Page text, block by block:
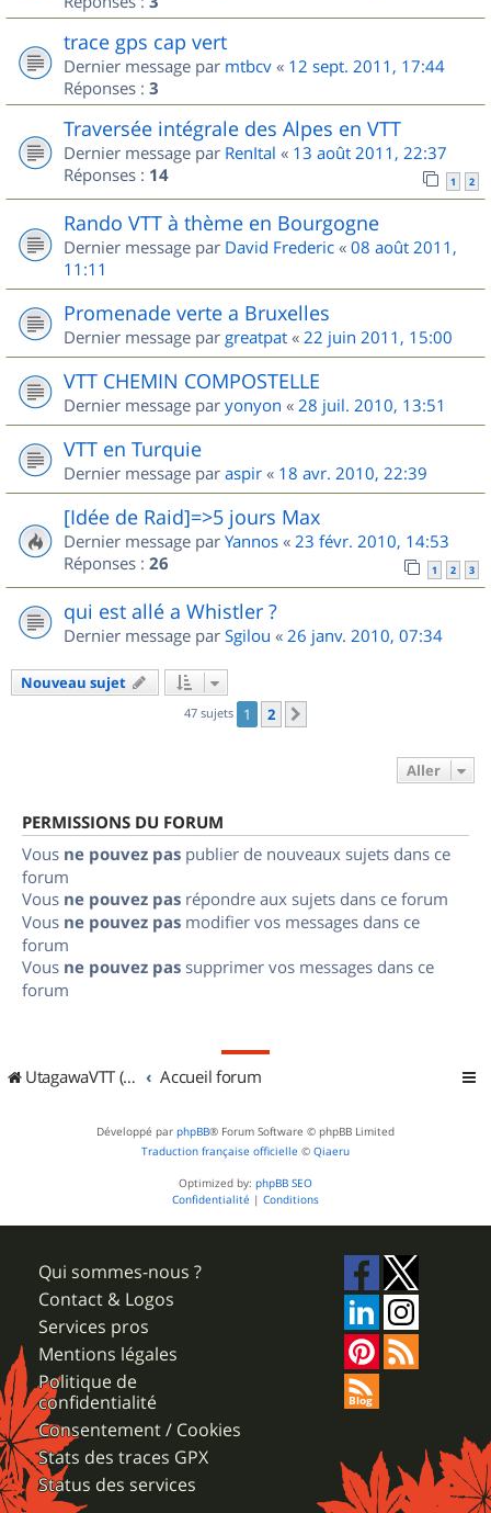
trace gps cap vert
Dernier message par mtbcv « 12 sept. 2011, 17:44
Réponses : 3
Traversée intégrale des Alpes en VTT
Dernier message par RenItal « 13 août 2011, 22:37
Réponses : 14 1 2
Rando VTT à thème en Bourgogne
Dernier message par David Frederic « 08 août 2011,
11:11
Promenade verte a Bruxelles
Dernier message par greatpat « 22 juin 2011, 15:00
VTT CHEMIN COMPOSTELLE
Dernier message par yonyon « 28 juil. 2010, 13:51
VTT en Turquie
Dernier message par aspir « 18 avr. 2010, 22:39
[Idée de Raid]=>5 jours Max
Dernier message par Yannos « 23 févr. 2010, 14:53
Réponses : 26 1 2 3
qui est allé a Whistler ?
Dernier message par Sgilou « 26 janv. 2010, 07:34
Nouveau sujet
47 sujets 1 2
Aller
PERMISSIONS DU FORUM
Vous ne pouvez pas publier de nouveaux sujets dans ce
forum
Vous ne pouvez pas répondre aux sujets dans ce forum
Vous ne pouvez pas modifier vos messages dans ce
forum
Vous ne pouvez pas supprimer vos messages dans ce
forum
UtagawaVTT (Randos VTT et VTTAE avec traces GPS) Accueil forum
Développé par phpBB® Forum Software © phpBB Limited
Traduction française officielle © Qiaeru
Optimized by: phpBB SEO
Confidentialité | Conditions
Qui sommes-nous ?
Contact & Logos
Services pros
Mentions légales
Politique de
confidentialité
Consentement / Cookies
Stats des traces GPX
Status des services